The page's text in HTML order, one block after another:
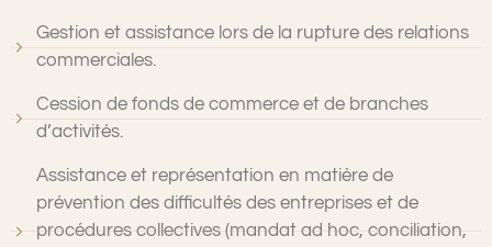
Gestion et assistance lors de la rupture des relations
commerciales.
Cession de fonds de commerce et de branches
d’activités.
Assistance et représentation en matière de
prévention des difficultés des entreprises et de
procédures collectives (mandat ad hoc, conciliation,